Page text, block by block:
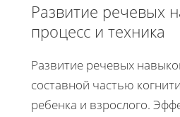
Развитие речевых
процесс и техника
Развитие речевых
составной частью
ребенка и взрослого.